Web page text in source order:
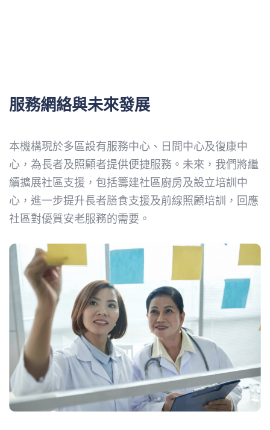
服務網絡與未來發展
本機構現於多區設有服務中心、日間中心及復康中
心，為長者及照顧者提供便捷服務。未來，我們將繼
續擴展社區支援，包括籌建社區廚房及設立培訓中
心，進一步提升長者膳食支援及前線照顧培訓，回應
社區對優質安老服務的需要。